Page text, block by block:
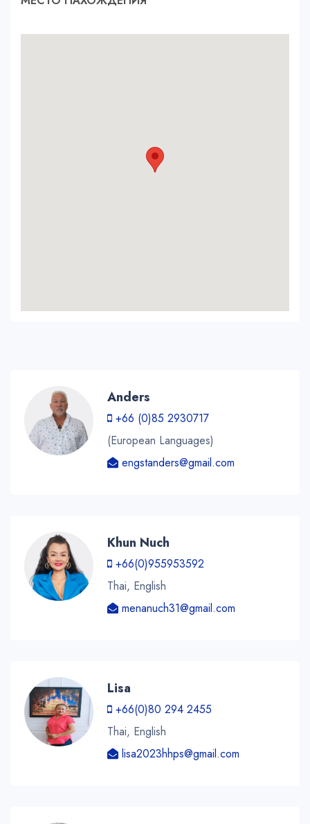
Anders
+66 (0)85 2930717
(European Languages)
engstanders@gmail.com
Khun Nuch
+66(0)955953592
Thai, English
menanuch31@gmail.com
Lisa
+66(0)80 294 2455
Thai, English
lisa2023hhps@gmail.com